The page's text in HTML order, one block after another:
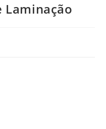
Laminação